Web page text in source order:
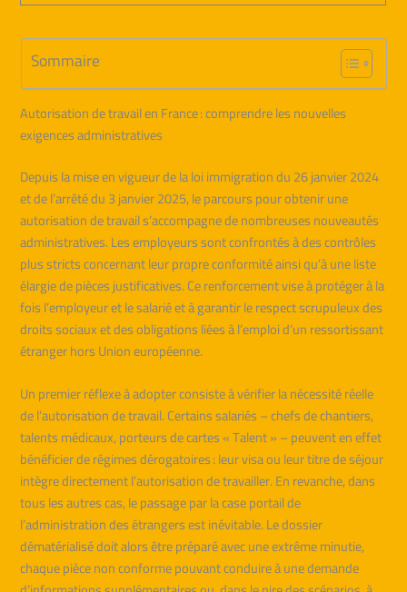
Sommaire
Autorisation de travail en France : comprendre les nouvelles
exigences administratives
Depuis la mise en vigueur de la loi immigration du 26 janvier 2024
et de l’arrêté du 3 janvier 2025, le parcours pour obtenir une
autorisation de travail s’accompagne de nombreuses nouveautés
administratives. Les employeurs sont confrontés à des contrôles
plus stricts concernant leur propre conformité ainsi qu’à une liste
élargie de pièces justificatives. Ce renforcement vise à protéger à la
fois l’employeur et le salarié et à garantir le respect scrupuleux des
droits sociaux et des obligations liées à l’emploi d’un ressortissant
étranger hors Union européenne.
Un premier réflexe à adopter consiste à vérifier la nécessité réelle
de l’autorisation de travail. Certains salariés – chefs de chantiers,
talents médicaux, porteurs de cartes « Talent » – peuvent en effet
bénéficier de régimes dérogatoires : leur visa ou leur titre de séjour
intègre directement l’autorisation de travailler. En revanche, dans
tous les autres cas, le passage par la case portail de
l’administration des étrangers est inévitable. Le dossier
dématérialisé doit alors être préparé avec une extrême minutie,
chaque pièce non conforme pouvant conduire à une demande